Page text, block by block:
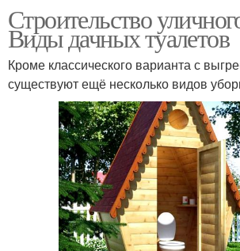
Строительство
Виды дачных туалетов
Кроме классического варианта с
существуют ещё несколько видов